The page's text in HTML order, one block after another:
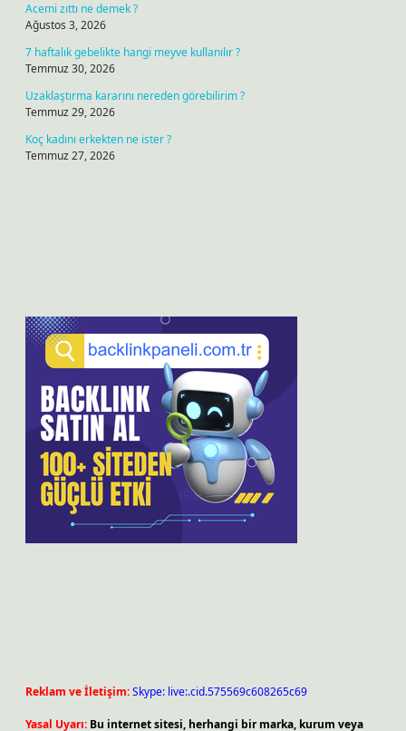
Acemi zıttı ne demek ?
Ağustos 3, 2026
7 haftalık gebelikte hangi meyve kullanılır ?
Temmuz 30, 2026
Uzaklaştırma kararını nereden görebilirim ?
Temmuz 29, 2026
Koç kadını erkekten ne ister ?
Temmuz 27, 2026
Reklam ve İletişim:Skype: live:.cid.575569c608265c69
Yasal Uyarı: Bu internet sitesi, herhangi bir marka, kurum veya